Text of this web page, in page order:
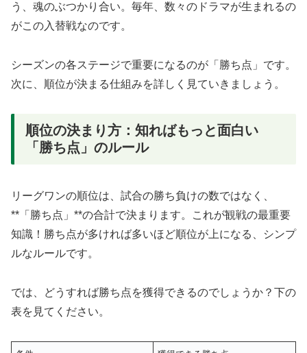
う、魂のぶつかり合い。毎年、数々のドラマが生まれるの
がこの入替戦なのです。
シーズンの各ステージで重要になるのが「勝ち点」です。
次に、順位が決まる仕組みを詳しく見ていきましょう。
順位の決まり方：知ればもっと面白い
「勝ち点」のルール
リーグワンの順位は、試合の勝ち負けの数ではなく、
**「勝ち点」**の合計で決まります。これが観戦の最重要
知識！勝ち点が多ければ多いほど順位が上になる、シンプ
ルなルールです。
では、どうすれば勝ち点を獲得できるのでしょうか？下の
表を見てください。